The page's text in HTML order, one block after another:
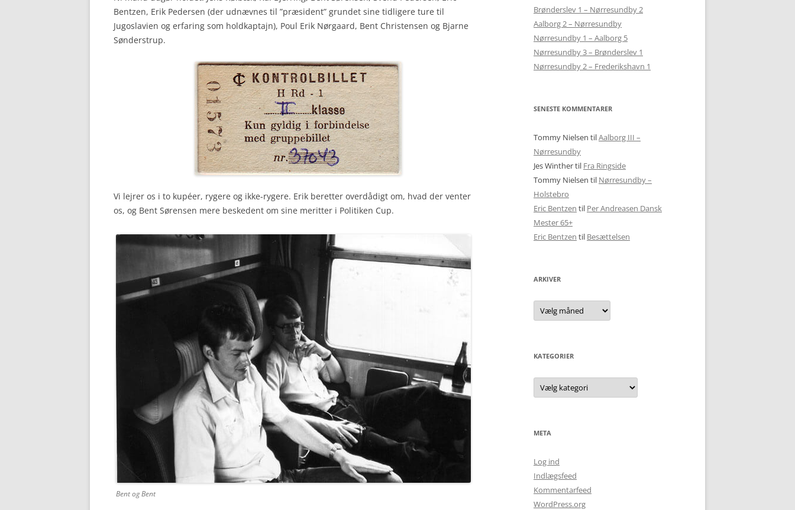
BJERGLANDSBYEN FRAM
DRYPSTENSHULER, BJERGTUR OG
HJEMREJSE
LJUBLJANA – SKAK MED BJERGBEN
KAMNIK OG HJEMREJSE
GOSTILNA PRI PLANINCU
PÅ UDFLUGT TIL POSTOJNA
Bentzen, Erik Pedersen (der udnævnes til ”præsident” grundet sine tidligere ture til
Jugoslavien og erfaring som holdkaptajn), Poul Erik Nørgaard, Bent Christensen og Bjarne
Sønderstrup.
Vi lejrer os i to kupéer, rygere og ikke-rygere. Erik beretter overdådigt om, hvad der venter
os, og Bent Sørensen mere beskedent om sine meritter i Politiken Cup.
Bent og Bent
Brønderslev 1 – Nørresundby 2
Aalborg 2 – Nørresundby
Nørresundby 1 – Aalborg 5
Nørresundby 3 – Brønderslev 1
Nørresundby 2 – Frederikshavn 1
SENESTE KOMMENTARER
Tommy Nielsen tilAalborg III –
Nørresundby
Jes Winthertil Fra Ringside
Tommy Nielsen til Nørresundby –
Holstebro
Eric Bentzen til Per Andreasen Dansk
Mester 65+
Eric Bentzen til Besættelsen
ARKIVER
Arkiver
KATEGORIER
Kategorier
META
Log ind
Indlægsfeed
Kommentarfeed
WordPress.org